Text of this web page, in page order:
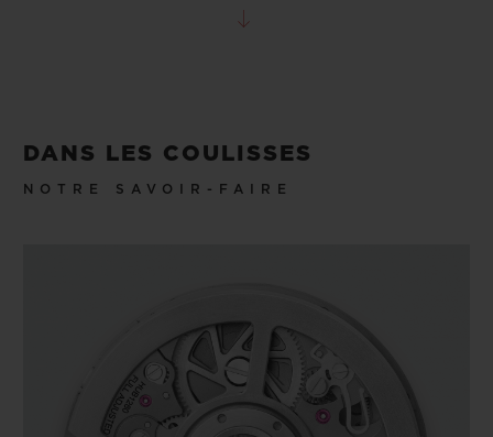
DANS LES COULISSES
NOTRE SAVOIR-FAIRE